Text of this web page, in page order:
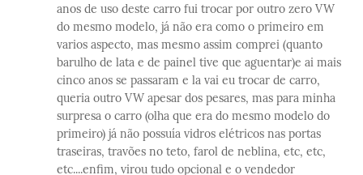
anos de uso deste carro fui trocar por outro zero VW
do mesmo modelo, já não era como o primeiro em
varios aspecto, mas mesmo assim comprei (quanto
barulho de lata e de painel tive que aguentar)e ai mais
cinco anos se passaram e la vai eu trocar de carro,
queria outro VW apesar dos pesares, mas para minha
surpresa o carro (olha que era do mesmo modelo do
primeiro) já não possuía vidros elétricos nas portas
traseiras, travões no teto, farol de neblina, etc, etc,
etc....enfim, virou tudo opcional e o vendedor